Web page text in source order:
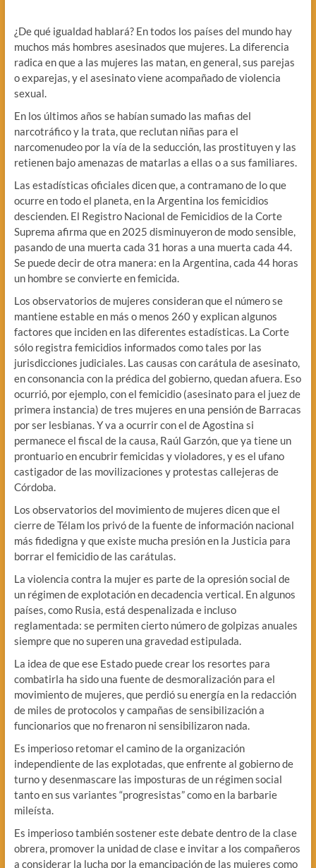
¿De qué igualdad hablará? En todos los países del mundo hay
muchos más hombres asesinados que mujeres. La diferencia
radica en que a las mujeres las matan, en general, sus parejas
o exparejas, y el asesinato viene acompañado de violencia
sexual.
En los últimos años se habían sumado las mafias del
narcotráfico y la trata, que reclutan niñas para el
narcomenudeo por la vía de la seducción, las prostituyen y las
retienen bajo amenazas de matarlas a ellas o a sus familiares.
Las estadísticas oficiales dicen que, a contramano de lo que
ocurre en todo el planeta, en la Argentina los femicidios
descienden. El Registro Nacional de Femicidios de la Corte
Suprema afirma que en 2025 disminuyeron de modo sensible,
pasando de una muerta cada 31 horas a una muerta cada 44.
Se puede decir de otra manera: en la Argentina, cada 44 horas
un hombre se convierte en femicida.
Los observatorios de mujeres consideran que el número se
mantiene estable en más o menos 260 y explican algunos
factores que inciden en las diferentes estadísticas. La Corte
sólo registra femicidios informados como tales por las
jurisdicciones judiciales. Las causas con carátula de asesinato,
en consonancia con la prédica del gobierno, quedan afuera. Eso
ocurrió, por ejemplo, con el femicidio (asesinato para el juez de
primera instancia) de tres mujeres en una pensión de Barracas
por ser lesbianas. Y va a ocurrir con el de Agostina si
permanece el fiscal de la causa, Raúl Garzón, que ya tiene un
prontuario en encubrir femicidas y violadores, y es el ufano
castigador de las movilizaciones y protestas callejeras de
Córdoba.
Los observatorios del movimiento de mujeres dicen que el
cierre de Télam los privó de la fuente de información nacional
más fidedigna y que existe mucha presión en la Justicia para
borrar el femicidio de las carátulas.
La violencia contra la mujer es parte de la opresión social de
un régimen de explotación en decadencia vertical. En algunos
países, como Rusia, está despenalizada e incluso
reglamentada: se permiten cierto número de golpizas anuales
siempre que no superen una gravedad estipulada.
La idea de que ese Estado puede crear los resortes para
combatirla ha sido una fuente de desmoralización para el
movimiento de mujeres, que perdió su energía en la redacción
de miles de protocolos y campañas de sensibilización a
funcionarios que no frenaron ni sensibilizaron nada.
Es imperioso retomar el camino de la organización
independiente de las explotadas, que enfrente al gobierno de
turno y desenmascare las imposturas de un régimen social
tanto en sus variantes “progresistas” como en la barbarie
mileísta.
Es imperioso también sostener este debate dentro de la clase
obrera, promover la unidad de clase e invitar a los compañeros
a considerar la lucha por la emancipación de las mujeres como